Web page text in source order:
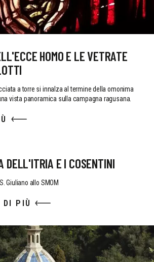
HOMO E LE VETRATE
a torre si innalza al termine della omonima
vista panoramica sulla campagna ragusana.
DELL'ITRIA E I COSENTINI
Giuliano allo SMOM
DI PIÙ